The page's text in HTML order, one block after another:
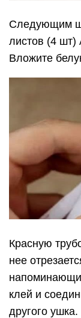
Следующим
листов (4 шт)
Вложите
Красную
нее
клей и
другого ушка.